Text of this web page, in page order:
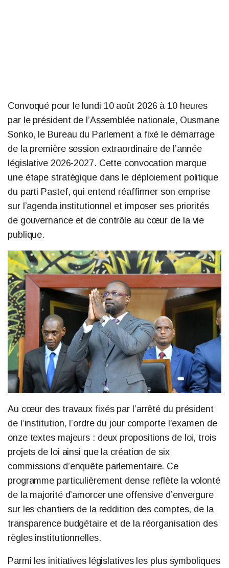
Convoqué pour le lundi 10 août 2026 à 10 heures
par le président de l’Assemblée nationale, Ousmane
Sonko, le Bureau du Parlement a fixé le démarrage
de la première session extraordinaire de l’année
législative 2026-2027. Cette convocation marque
une étape stratégique dans le déploiement politique
du parti Pastef, qui entend réaffirmer son emprise
sur l’agenda institutionnel et imposer ses priorités
de gouvernance et de contrôle au cœur de la vie
publique.
Au cœur des travaux fixés par l’arrêté du président
de l’institution, l’ordre du jour comporte l’examen de
onze textes majeurs : deux propositions de loi, trois
projets de loi ainsi que la création de six
commissions d’enquête parlementaire. Ce
programme particulièrement dense reflète la volonté
de la majorité d’amorcer une offensive d’envergure
sur les chantiers de la reddition des comptes, de la
transparence budgétaire et de la réorganisation des
règles institutionnelles.
Parmi les initiatives législatives les plus symboliques